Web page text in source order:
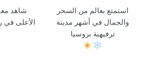
استمتع بعالم من السحر
والجمال في أشهر مدينة
ترفيهية بروسيا
شاهد
الأعلى في